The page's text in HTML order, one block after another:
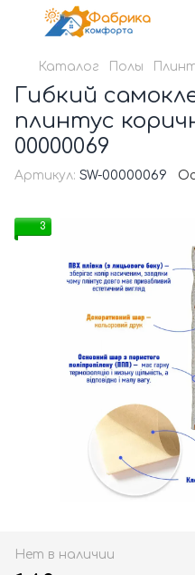
Каталог Полы
Гибкий
плинтус
00000069
Артикул: SW-00000069
3
Нет в наличии